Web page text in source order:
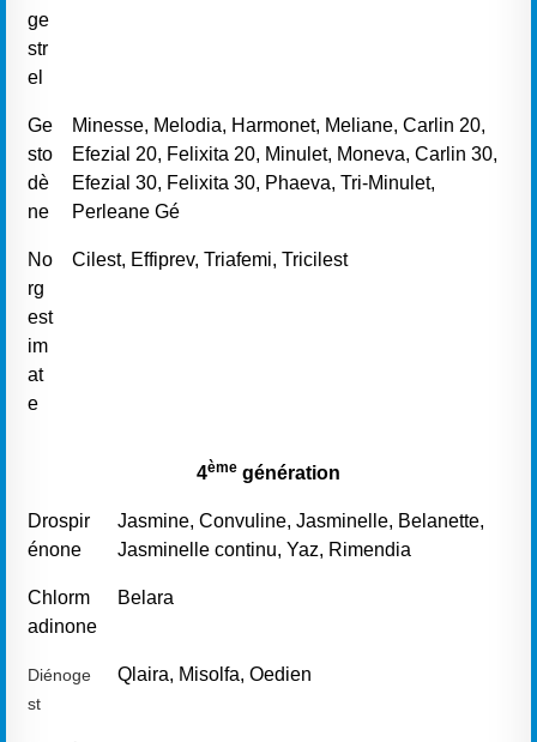
ge
str
el
Ge
sto
dè
ne
Minesse, Melodia, Harmonet, Meliane, Carlin 20,
Efezial 20, Felixita 20, Minulet, Moneva, Carlin 30,
Efezial 30, Felixita 30, Phaeva, Tri-Minulet,
Perleane Gé
No
rg
est
im
at
e
Cilest, Effiprev, Triafemi, Tricilest
4ème génération
Drospir
énone
Jasmine, Convuline, Jasminelle, Belanette,
Jasminelle continu, Yaz, Rimendia
Chlorm
adinone
Belara
Diénoge
st
Qlaira, Misolfa, Oedien